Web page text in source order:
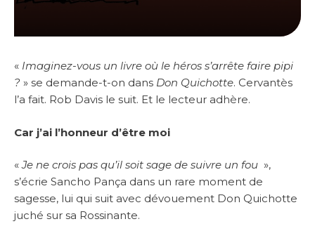
« Imaginez-vous un livre où le héros s’arrête faire pipi
? » se demande-t-on dans Don Quichotte. Cervantès
l’a fait. Rob Davis le suit. Et le lecteur adhère.
Car j’ai l’honneur d’être moi
«Je ne crois pas qu’il soit sage de suivre un fou »,
s’écrie Sancho Pança dans un rare moment de
sagesse, lui qui suit avec dévouement Don Quichotte
juché sur sa Rossinante.